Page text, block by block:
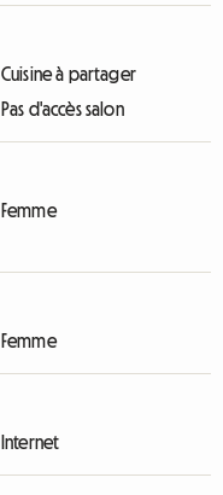
Cuisine à partager
Pas d'accès salon
Femme
Femme
Internet